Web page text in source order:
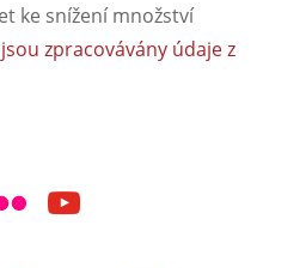
ke snížení množství
zpracovávány údaje z
youtube